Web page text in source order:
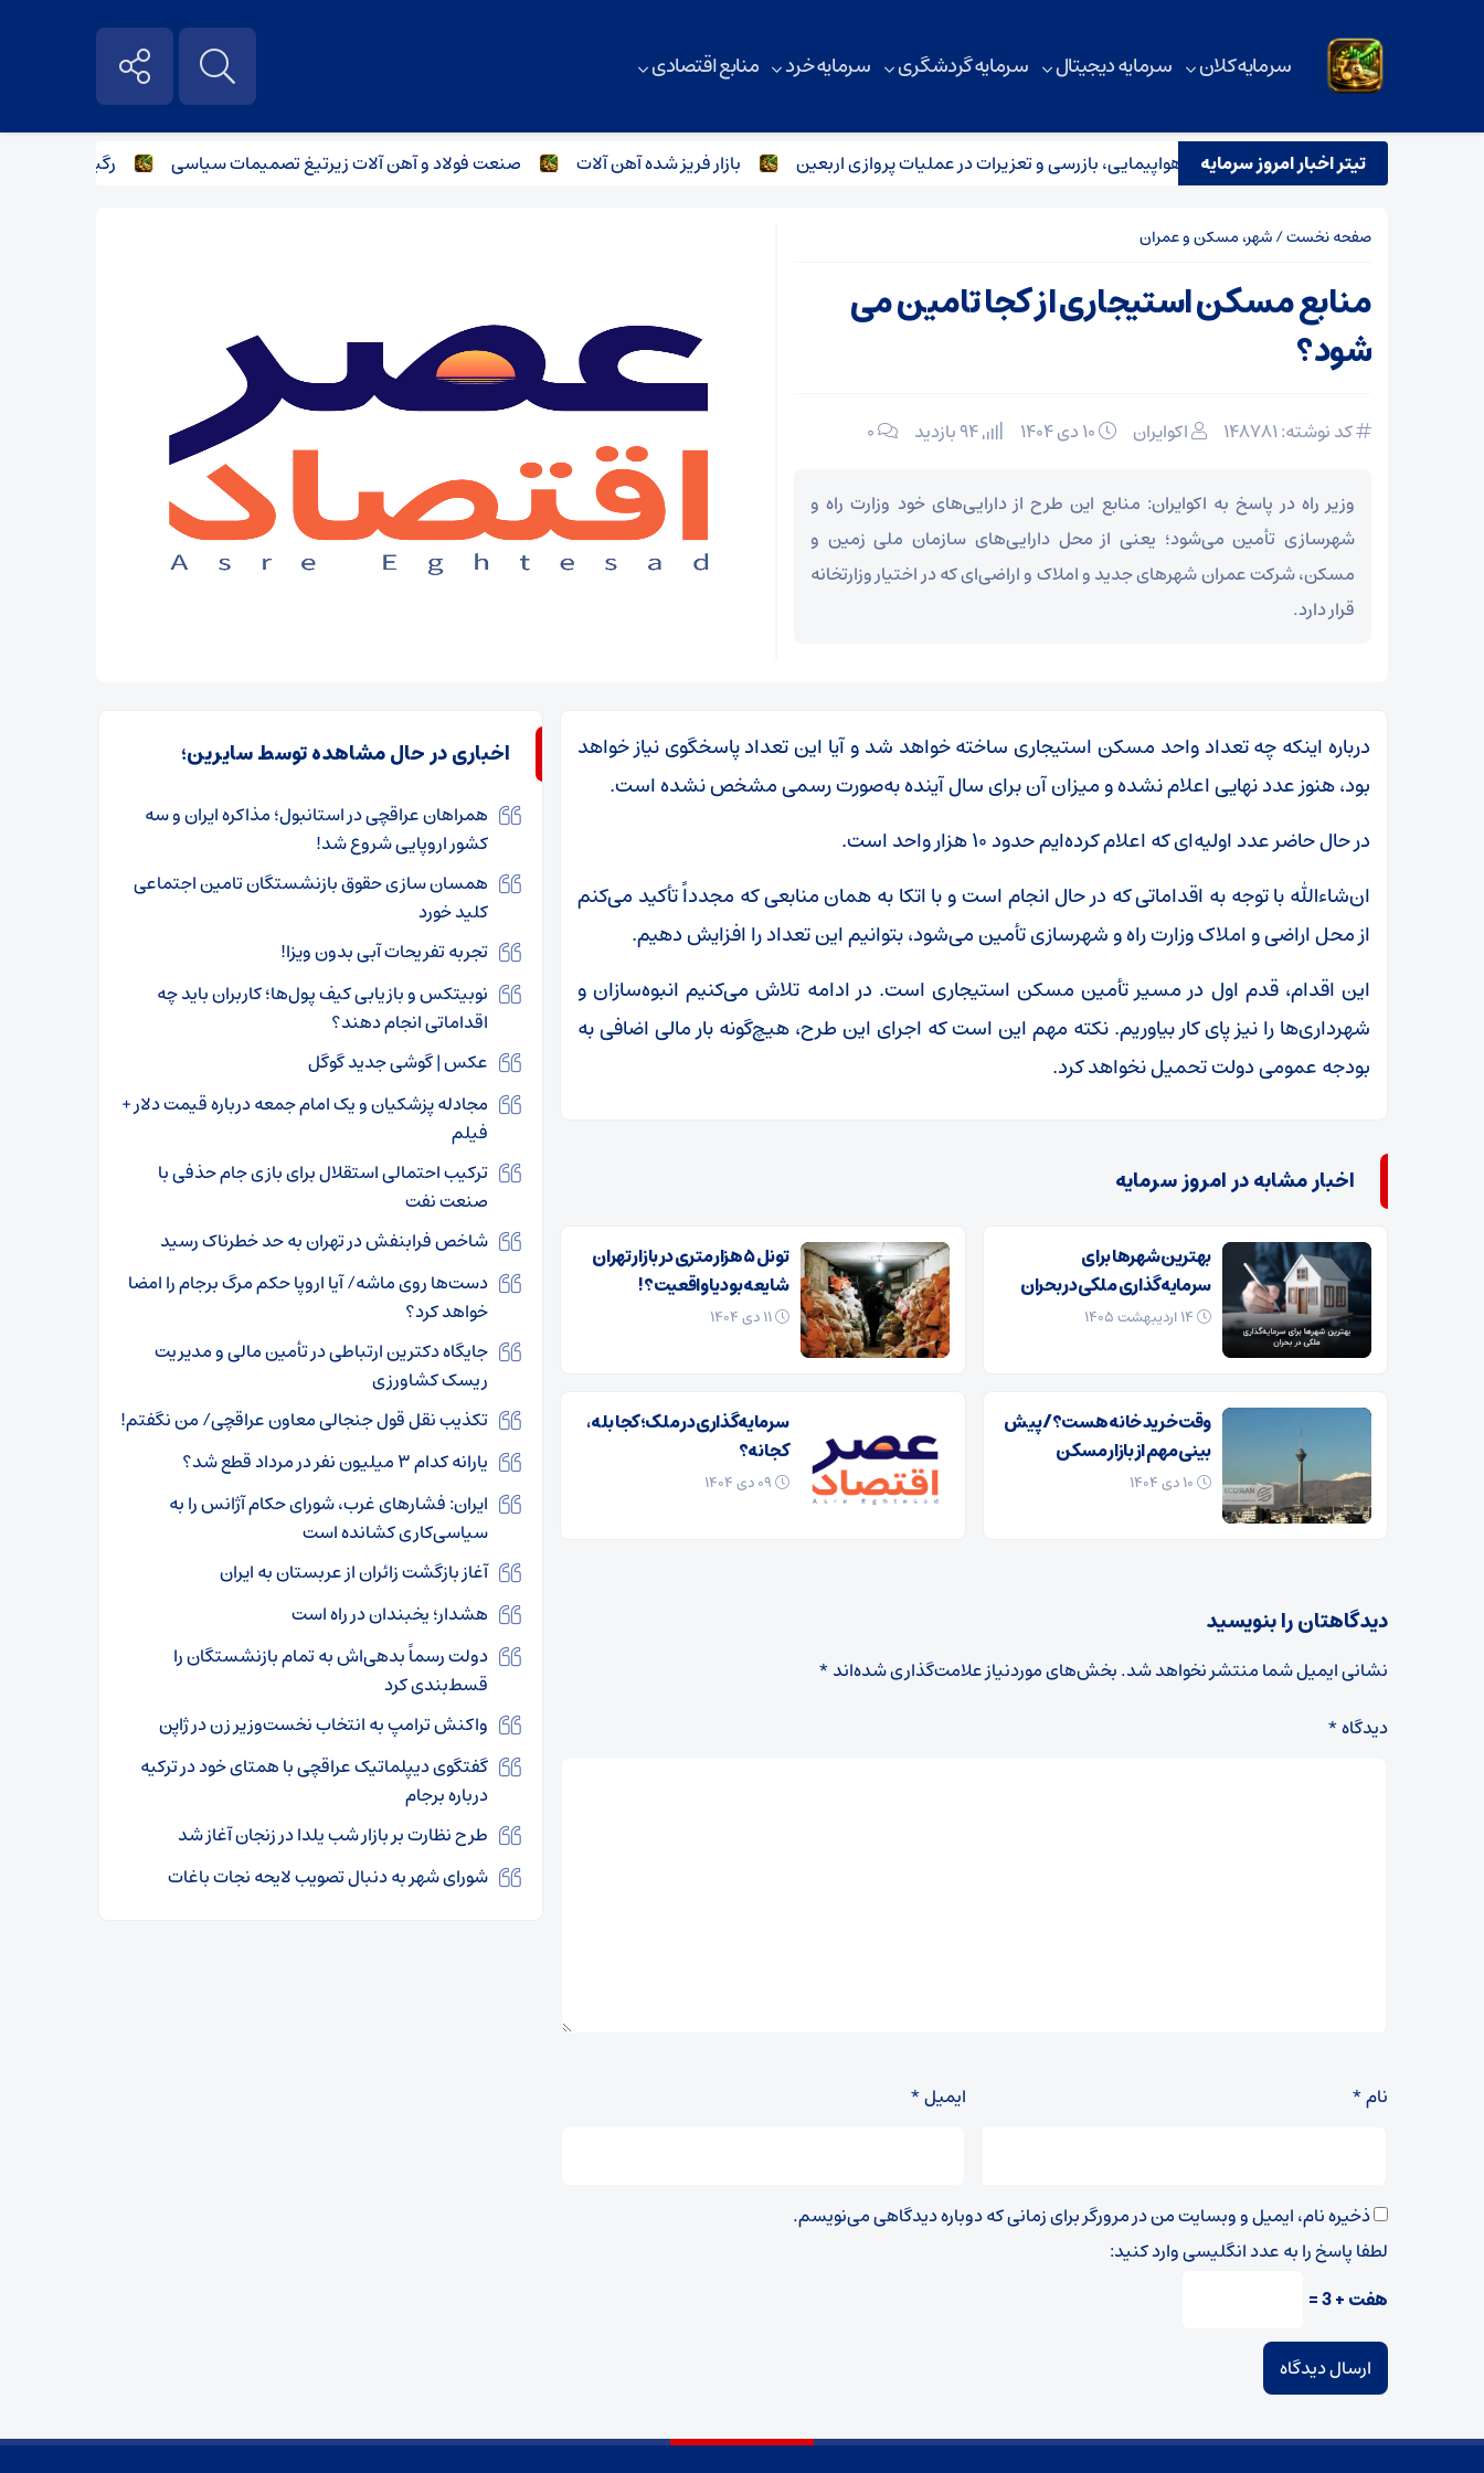
سرمایه کلان سرمایه دیجیتال سرمایه گردشگری سرمایه خرد منابع اقتصادی
تیتر اخبار امروز سرمایه
استقرار تیم مشترک نظارتی سازمان هواپیمایی، بازرسی و تعزیرات در عملیات پروازی اربعین بازار فریز شده آهن آلات صنعت فولاد و آهن آلات زیر‌تیغ تصمیمات سیاسی رگبار پراکنده در
صفحه نخست/شهر، مسکن و عمران
منابع مسکن استیجاری از کجا تامین می
شود؟
کد نوشته: 148781 اکوایران ۰
وزیر راه در پاسخ به اکوایران: منابع این طرح از دارایی‌های خود وزارت راه و
شهرسازی تأمین می‌شود؛ یعنی از محل دارایی‌های سازمان ملی زمین و
مسکن، شرکت عمران شهرهای جدید و املاک و اراضی‌ای که در اختیار وزارتخانه
قرار دارد.
درباره اینکه چه تعداد واحد مسکن استیجاری ساخته خواهد شد و آیا این تعداد پاسخگوی نیاز خواهد
بود، هنوز عدد نهایی اعلام نشده و میزان آن برای سال آینده به‌صورت رسمی مشخص نشده است.
در حال حاضر عدد اولیه‌ای که اعلام کرده‌ایم حدود ۱۰ هزار واحد است.
ان‌شاءالله با توجه به اقداماتی که در حال انجام است و با اتکا به همان منابعی که مجدداً تأکید می‌کنم
از محل اراضی و املاک وزارت راه و شهرسازی تأمین می‌شود، بتوانیم این تعداد را افزایش دهیم.
این اقدام، قدم اول در مسیر تأمین مسکن استیجاری است. در ادامه تلاش می‌کنیم انبوه‌سازان و
شهرداری‌ها را نیز پای کار بیاوریم. نکته مهم این است که اجرای این طرح، هیچ‌گونه بار مالی اضافی به
بودجه عمومی دولت تحمیل نخواهد کرد.
اخبار مشابه در امروز سرمایه
بهترین شهرها برای
سرمایه‌گذاری ملکی در بحران
تونل ۵ هزار متری در بازار تهران
شایعه بود یا واقعیت؟!
۱۱ دی ۱۴۰۴
وقت خرید خانه هست؟/ پیش
بینی مهم از بازار مسکن
سرمایه‌گذاری در ملک؛ کجا بله،
کجا نه؟
دیدگاهتان را بنویسید
نشانی ایمیل شما منتشر نخواهد شد.بخش‌های موردنیاز علامت‌گذاری شده‌اند*
دیدگاه*
نام* ایمیل*
ذخیره نام، ایمیل و وبسایت من در مرورگر برای زمانی که دوباره دیدگاهی می‌نویسم.
لطفا پاسخ را به عدد انگلیسی وارد کنید:
هفت + 3 =
اخباری در حال مشاهده توسط سایرین؛
همراهان عراقچی در استانبول؛ مذاکره ایران و سه
کشور اروپایی شروع شد!
همسان سازی حقوق بازنشستگان تامین اجتماعی
کلید خورد
تجربه تفریحات آبی بدون ویزا!
نوبیتکس و بازیابی کیف پول‌ها؛ کاربران باید چه
اقداماتی انجام دهند؟
عکس | گوشی جدید گوگل
مجادله پزشکیان و یک امام جمعه درباره قیمت دلار +
فیلم
ترکیب احتمالی استقلال برای بازی جام حذفی با
صنعت نفت
شاخص فرابنفش در تهران به حد خطرناک رسید
دست‌ها روی ماشه/ آیا اروپا حکم مرگ برجام را امضا
خواهد کرد؟
جایگاه دکترین ارتباطی در تأمین مالی و مدیریت
ریسک کشاورزی
تکذیب نقل قول جنجالی معاون عراقچی/ من نگفتم!
یارانه کدام ۳ میلیون نفر در مرداد قطع شد؟
ایران: فشارهای غرب، شورای حکام آژانس را به
سیاسی‌کاری کشانده است
آغاز بازگشت زائران از عربستان به ایران
هشدار؛ یخبندان در راه است
دولت رسماً بدهی‌اش به تمام بازنشستگان را
قسط‌بندی کرد
واکنش ترامپ به انتخاب نخست‌وزیر زن در ژاپن
گفتگوی دیپلماتیک عراقچی با همتای خود در ترکیه
درباره برجام
طرح نظارت بر بازار شب یلدا در زنجان آغاز شد
شورای شهر به دنبال تصویب لایحه نجات باغات